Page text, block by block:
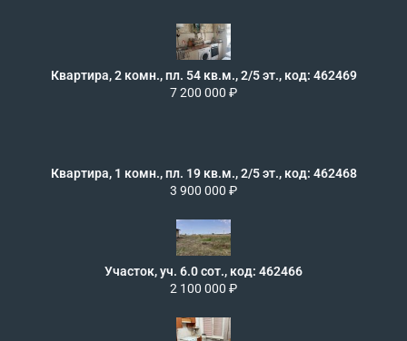
Квартира, 2 комн., пл. 54 кв.м., 2/5 эт., код: 462469
7 200 000 ₽
Квартира, 1 комн., пл. 19 кв.м., 2/5 эт., код: 462468
3 900 000 ₽
Участок, уч. 6.0 сот., код: 462466
2 100 000 ₽